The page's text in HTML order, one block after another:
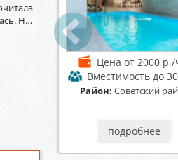
Но
8 чел.
район
Ценаот 1500 р./
Вместимостьдо
Район: Ленинский
подробнее